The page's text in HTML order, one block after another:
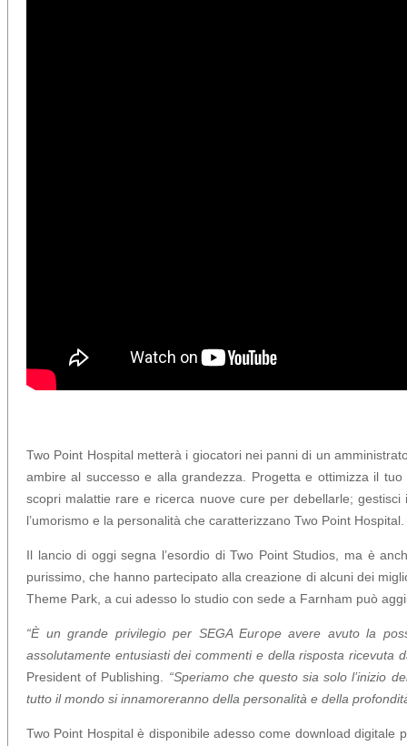
Two Point Hospital metterà i giocatori nei panni di un
ambire al successo e alla grandezza. Progetta e ottimizza il
scopri malattie rare e ricerca nuove cure per debellarle;
l’umorismo e la personalità che caratterizzano Two Point Hospital.
Il lancio di oggi segna l’esordio di Two Point Studios, ma è
purissimo, che hanno partecipato alla creazione di alcuni dei
Theme Park, a cui adesso lo studio con sede a Farnham può
“È un grande privilegio per SEGA Europe avere avuto la
assolutamente entusiasti dei commenti e della risposta ricevuta
President of Publishing. “Speriamo che questo sia solo l’inizio
tutto il mondo si innamoreranno della personalità e della
Two Point Hospital è disponibile adesso come download